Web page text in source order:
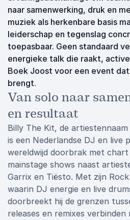
naar samenwerking, druk en
muziek als herkenbare basis
leiderschap en tegenslag
toepasbaar. Geen standaard
energieke talk die raakt,
Boek Joost voor een event
brengt.
Van solo naar
en resultaat
Billy The Kit, de
is een Nederlandse DJ en live
wereldwijd doorbrak met
mainstage shows naast
Garrix en Tiësto. Met zijn Rock
waarin DJ energie en live
doorbreekt hij de grenzen
releases en remixes verbinden